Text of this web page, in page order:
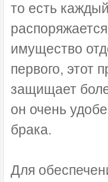
то есть
имущество
первого, этот
защищает
он очень
брака.
Для